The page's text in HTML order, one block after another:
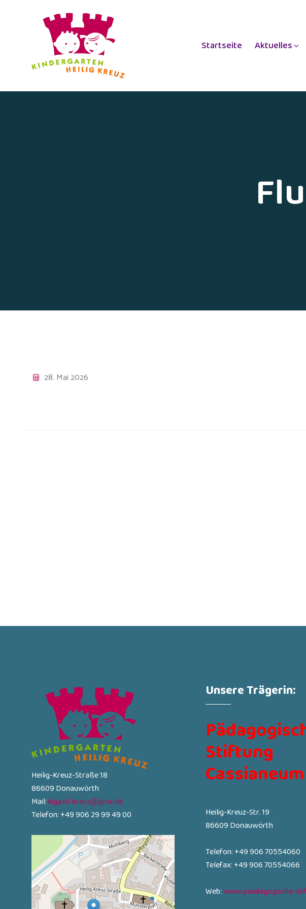
Startseite Aktuelles
28. Mai 2026
Heilig-Kreuz-Straße 18
86609 Donauwörth
Mail:kiga.hl-kreuz@gmx.de
Telefon: +49 906 29 99 49 00
Unsere Trägerin:
Stiftung
Cassianeum
Heilig-Kreuz-Str. 19
86609 Donauwörth
Telefon: +49 906 70554060
Telefax: +49 906 70554066
Web:www.paedagogische-